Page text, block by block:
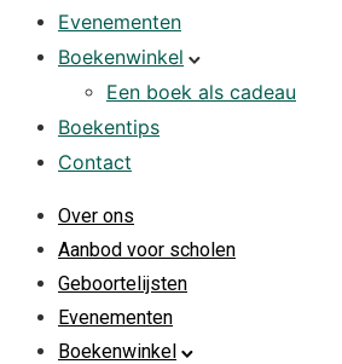
Evenementen
Boekenwinkel
Een boek als cadeau
Boekentips
Contact
Over ons
Aanbod voor scholen
Geboortelijsten
Evenementen
Boekenwinkel